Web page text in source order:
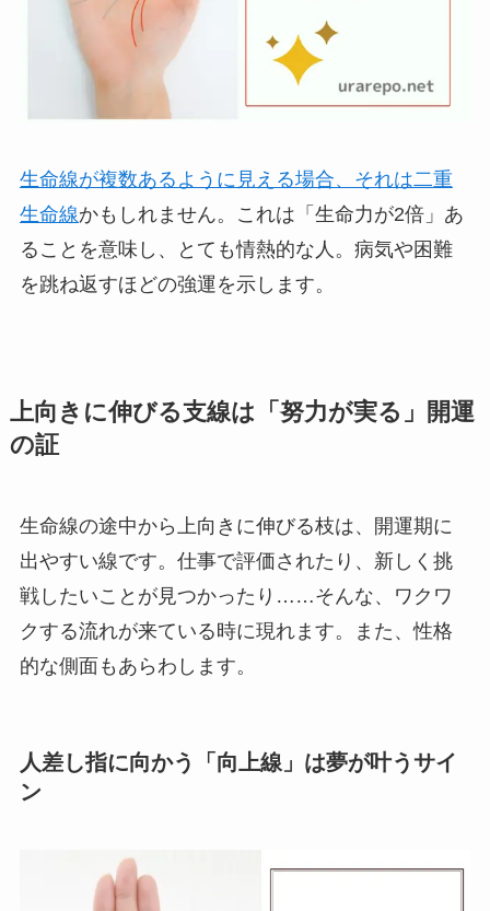
生命線が複数あるように見える場合、それは二重
生命線かもしれません。これは「生命力が2倍」あ
ることを意味し、とても情熱的な人。病気や困難
を跳ね返すほどの強運を示します。
上向きに伸びる支線は「努力が実る」開運
の証
生命線の途中から上向きに伸びる枝は、開運期に
出やすい線です。仕事で評価されたり、新しく挑
戦したいことが見つかったり……そんな、ワクワ
クする流れが来ている時に現れます。また、性格
的な側面もあらわします。
人差し指に向かう「向上線」は夢が叶うサイ
ン